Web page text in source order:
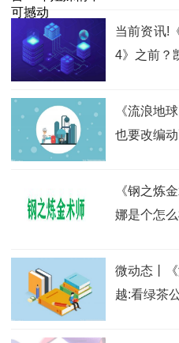
当前资讯!
4》之前？
《流浪地
也要改编
《钢之炼
娜是个怎
微动态丨
越:看绿茶